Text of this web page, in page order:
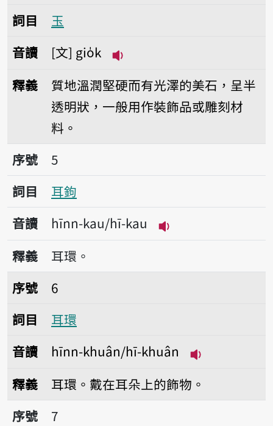
詞目
玉
音讀
文 gio̍k
釋義
質地溫潤堅硬而有光澤的美石，呈半
透明狀，一般用作裝飾品或雕刻材
料。
序號5耳鉤
序號
5
詞目
耳鉤
音讀
hīnn-kau/hī-kau
播放音讀hīnn-kau/
釋義
耳環。
序號6耳環
序號
6
詞目
耳環
音讀
hīnn-khuân/hī-khuân
釋義
耳環。戴在耳朵上的飾物。
序號7金
序號
7